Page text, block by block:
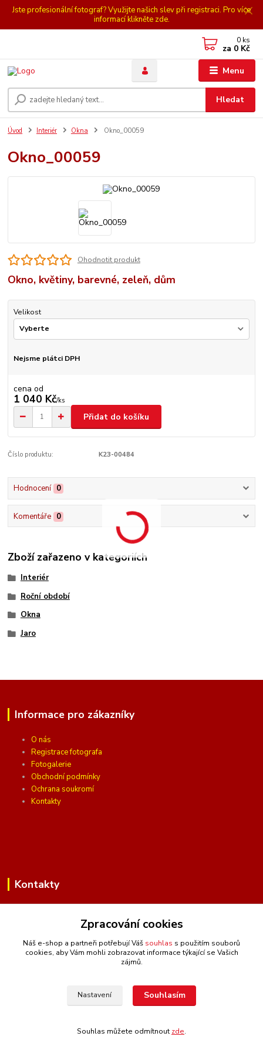
Jste profesionální fotograf? Využijte našich slev při registraci. Pro více
informací klikněte zde.
Menu
Hledat
0 ks
za 0 Kč
Úvod Interiér Okna Okno_00059
Okno_00059
Ohodnotit produkt
Okno, květiny, barevné, zeleň, dům
Velikost
Nejsme plátci DPH
cena od
1 040 Kč/ks
Přidat do košíku
Číslo produktu: K23-00484
Hodnocení 0
Komentáře 0
Zboží zařazeno v kategoriích
Interiér
Roční období
Okna
Jaro
Informace pro zákazníky
O nás
Registrace fotografa
Fotogalerie
Obchodní podmínky
Ochrana soukromí
Kontakty
Kontakty
(Po-Pá, 10 - 16 hod.)
info@ceskafotopozadi.cz
Zpracování cookies
Náš e-shop a partneři potřebují Váš souhlas s použitím souborů
cookies, aby Vám mohli zobrazovat informace týkající se Vašich
zájmů.
Nastavení Souhlasím
Souhlas můžete odmítnout zde.